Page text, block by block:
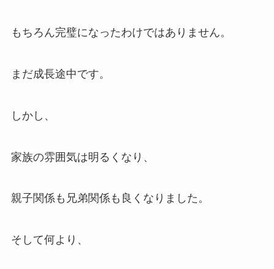
もちろん完璧になったわけではありません。
まだ成長途中です。
しかし、
家族の雰囲気は明るくなり、
親子関係も兄弟関係も良くなりました。
そして何より、